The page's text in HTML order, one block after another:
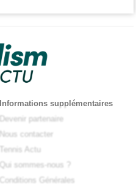
Informations supplémentaires
Devenir partenaire
Nous contacter
Tennis Actu
Qui sommes-nous ?
Conditions Générales